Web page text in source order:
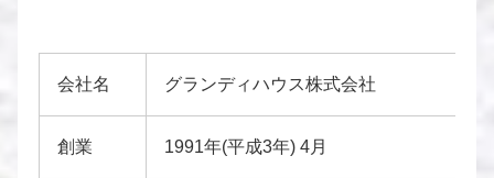
会社名 グランディハウス株式会社
創業 1991年(平成3年) 4月